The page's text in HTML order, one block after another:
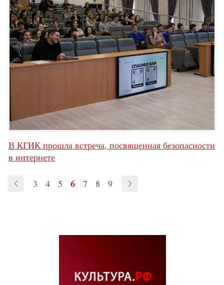
В КГИК прошла встреча, посвященная безопасности
в интернете
3 4 5 6 7 8 9